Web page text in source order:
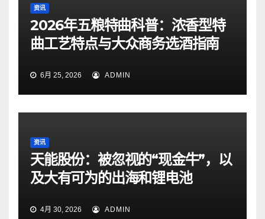
资讯
2026年五粮特曲科普：浓香型特
曲工艺特点与大众商务选酒指南
6月 25, 2026 ADMIN
资讯
天能股份：被忽视的“现金牛”，以
及大有可为的出海和锂电池
4月 30, 2026 ADMIN